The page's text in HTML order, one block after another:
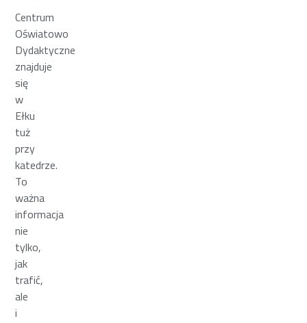
Centrum
Oświatowo
Dydaktyczne
znajduje
się
w
Ełku
tuż
przy
katedrze.
To
ważna
informacja
nie
tylko,
jak
trafić,
ale
i